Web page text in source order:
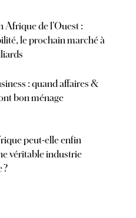
Afrique de l’Ouest :
le prochain marché à
: quand affaires &
bon ménage
peut-elle enfin
véritable industrie
?